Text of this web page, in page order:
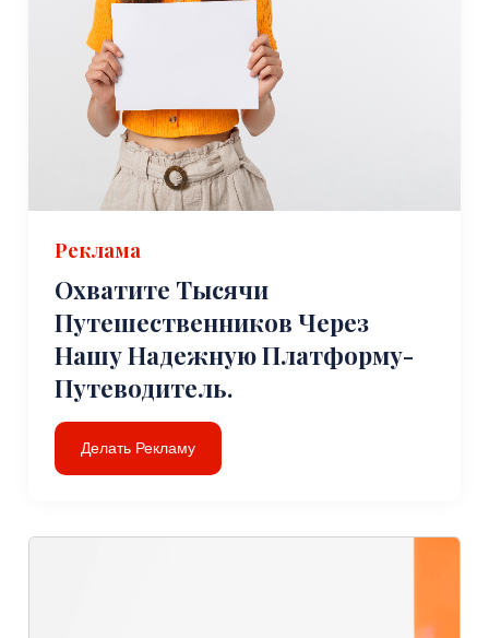
Реклама
Охватите Тысячи
Путешественников Через
Нашу Надежную Платформу-
Путеводитель.
Делать Рекламу